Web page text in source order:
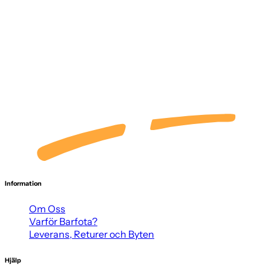
Information
Om Oss
Varför Barfota?
Leverans, Returer och Byten
Hjälp